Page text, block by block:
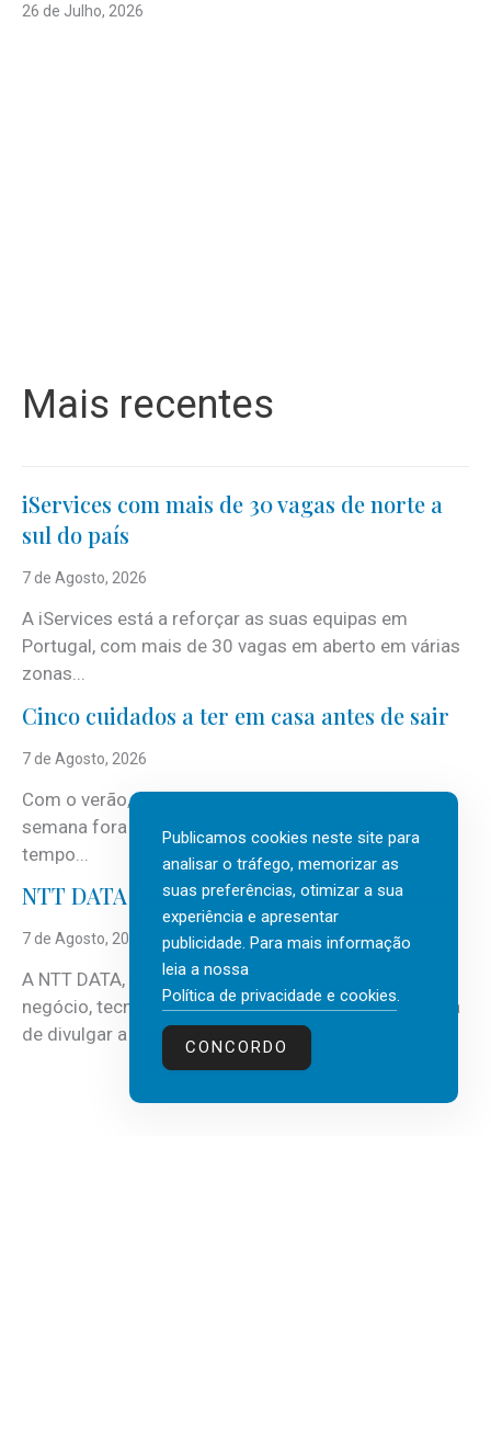
26 de Julho, 2026
Mais recentes
iServices com mais de 30 vagas de norte a
sul do país
7 de Agosto, 2026
A iServices está a reforçar as suas equipas em
Portugal, com mais de 30 vagas em aberto em várias
zonas...
Cinco cuidados a ter em casa antes de sair
7 de Agosto, 2026
Com o verão, chegam também as férias, os fins-de-
semana fora e os dias em que a casa fica mais
tempo...
NTT DATA Insurtech Global Outlook 2026
7 de Agosto, 2026
A NTT DATA, consultora global em serviços de
negócio, tecnologia e inteligência artificial (IA), acaba
de divulgar a mais recente...
Publicamos cookies neste site para
analisar o tráfego, memorizar as
suas preferências, otimizar a sua
experiência e apresentar
publicidade. Para mais informação
leia a nossa
Política de privacidade e cookies.
CONCORDO